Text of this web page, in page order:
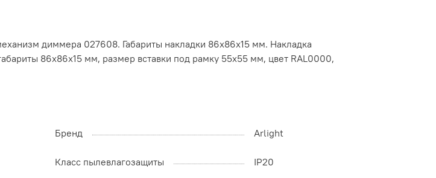
диммера 027608. Габариты накладки 86х86х15 мм. Накладка
86х86х15 мм, размер вставки под рамку 55х55 мм, цвет RAL0000,
Бренд Arlight
Класс пылевлагозащиты IP20